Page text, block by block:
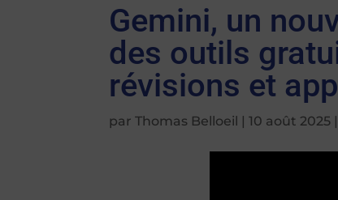
Gemini, un
des outils
révisions et
parThomas Belloeil |10 août 2025 |